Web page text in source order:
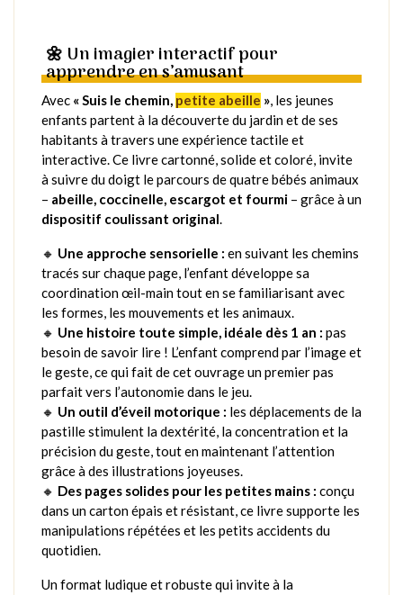
🌼 Un imagier interactif pour
apprendre en s’amusant
Avec « Suis le chemin, petite abeille », les jeunes
enfants partent à la découverte du jardin et de ses
habitants à travers une expérience tactile et
interactive. Ce livre cartonné, solide et coloré, invite
à suivre du doigt le parcours de quatre bébés animaux
– abeille, coccinelle, escargot et fourmi – grâce à un
dispositif coulissant original.
🔸 Une approche sensorielle : en suivant les chemins
tracés sur chaque page, l’enfant développe sa
coordination œil-main tout en se familiarisant avec
les formes, les mouvements et les animaux.
🔸 Une histoire toute simple, idéale dès 1 an : pas
besoin de savoir lire ! L’enfant comprend par l’image et
le geste, ce qui fait de cet ouvrage un premier pas
parfait vers l’autonomie dans le jeu.
🔸 Un outil d’éveil motorique : les déplacements de la
pastille stimulent la dextérité, la concentration et la
précision du geste, tout en maintenant l’attention
grâce à des illustrations joyeuses.
🔸 Des pages solides pour les petites mains : conçu
dans un carton épais et résistant, ce livre supporte les
manipulations répétées et les petits accidents du
quotidien.
Un format ludique et robuste qui invite à la